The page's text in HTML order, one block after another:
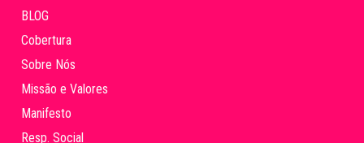
BLOG
Cobertura
Sobre Nós
Missão e Valores
Manifesto
Resp. Social